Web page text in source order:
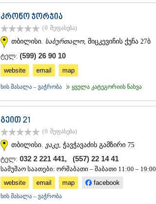
კრონო ჯორჯია
(0 შეფასება)
თბილისი. საბურთალო, მიცკევიჩის ქუჩა 27ბ
ტელ: (599) 26 90 10
website email map
ხის მასალა – ვაჭრობა ყველა კატეგორიის ნახვა
გეით 21
(0 შეფასება)
თბილისი. ვაკე , ჭავჭავაძის გამზირი 75
ტელ: 032 2 221 441, (557) 22 14 41
სამუშაო საათები: ორშაბათი – შაბათი 11:00 – 19:00
website
email map facebook
ხის მასალა – ვაჭრობა